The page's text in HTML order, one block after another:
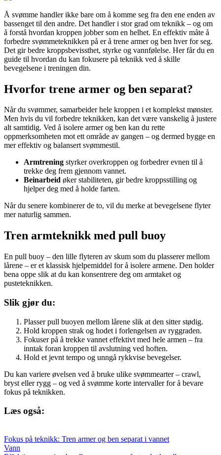
Å svømme handler ikke bare om å komme seg fra den ene enden av
bassenget til den andre. Det handler i stor grad om teknikk – og om
å forstå hvordan kroppen jobber som en helhet. En effektiv måte å
forbedre svømmeteknikken på er å trene armer og ben hver for seg.
Det gir bedre kroppsbevissthet, styrke og vannfølelse. Her får du en
guide til hvordan du kan fokusere på teknikk ved å skille
bevegelsene i treningen din.
Hvorfor trene armer og ben separat?
Når du svømmer, samarbeider hele kroppen i et komplekst mønster.
Men hvis du vil forbedre teknikken, kan det være vanskelig å justere
alt samtidig. Ved å isolere armer og ben kan du rette
oppmerksomheten mot ett område av gangen – og dermed bygge en
mer effektiv og balansert svømmestil.
Armtrening styrker overkroppen og forbedrer evnen til å
trekke deg frem gjennom vannet.
Beinarbeid øker stabiliteten, gir bedre kroppsstilling og
hjelper deg med å holde farten.
Når du senere kombinerer de to, vil du merke at bevegelsene flyter
mer naturlig sammen.
Tren armteknikk med pull buoy
En pull buoy – den lille flyteren av skum som du plasserer mellom
lårene – er et klassisk hjelpemiddel for å isolere armene. Den holder
bena oppe slik at du kan konsentrere deg om armtaket og
pusteteknikken.
Slik gjør du:
Plasser pull buoyen mellom lårene slik at den sitter stødig.
Hold kroppen strak og hodet i forlengelsen av ryggraden.
Fokuser på å trekke vannet effektivt med hele armen – fra
inntak foran kroppen til avslutning ved hoften.
Hold et jevnt tempo og unngå rykkvise bevegelser.
Du kan variere øvelsen ved å bruke ulike svømmearter – crawl,
bryst eller rygg – og ved å svømme korte intervaller for å bevare
fokus på teknikken.
Læs også:
Fokus på teknikk: Tren armer og ben separat i vannet
Vann